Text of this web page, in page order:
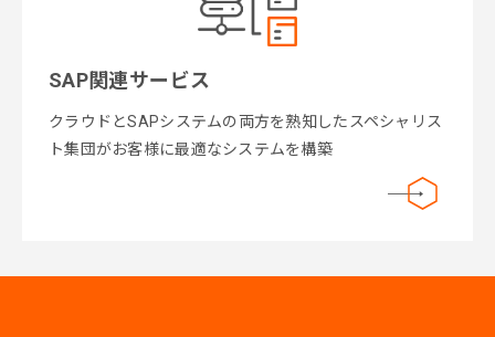
SAP関連サービス
クラウドとSAPシステムの両方を熟知したスペシャリス
ト集団がお客様に最適なシステムを構築